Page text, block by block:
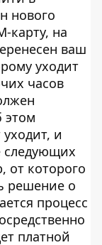
нового
карту, на
ваш
уходит
часов
этом
и
следующих
от которого
решение о
процесс
платной